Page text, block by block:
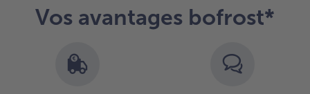
Vos avantages bofrost*